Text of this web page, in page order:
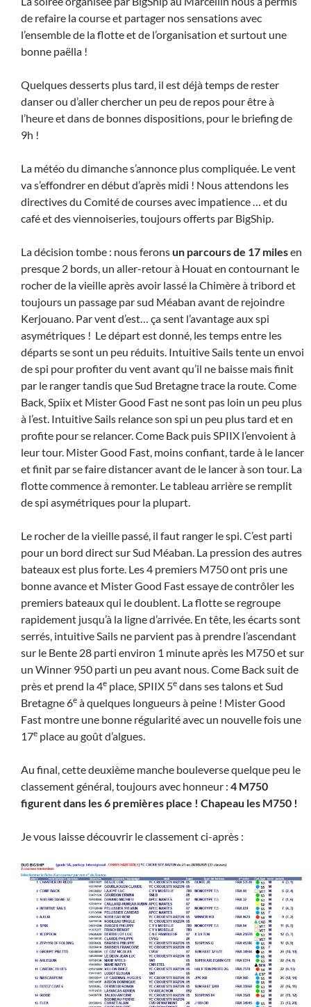
de refaire la course et partager nos sensations avec
l’ensemble de la flotte et de l’organisation et surtout une
bonne paëlla !
Quelques desserts plus tard, il est déjà temps de rester
danser ou d’aller chercher un peu de repos pour être à
l’heure et dans de bonnes dispositions, pour le briefing de
9h !
La météo du dimanche s’annonce plus compliquée. Le vent
va s’effondrer en début d’après midi ! Nous attendons les
directives du Comité de courses avec impatience … et du
café et des viennoiseries, toujours offerts par BigShip.
La décision tombe : nous feronsun parcours de 17 milesen
presque 2 bords, un aller-retour à Houat en contournant le
rocher de la vieille après avoir lassé la Chimère à tribord et
toujours un passage par sud Méaban avant de rejoindre
Kerjouano. Par vent d’est… ça sent l’avantage aux spi
asymétriques ! Le départ est donné, les temps entre les
départs se sont un peu réduits. Intuitive Sails tente un envoi
de spi pour profiter du vent avant qu’il ne baisse mais finit
par le ranger tandis que Sud Bretagne trace la route. Come
Back, Spiix et Mister Good Fast ne sont pas loin un peu plus
à l’est. Intuitive Sails relance son spi un peu plus tard et en
profite pour se relancer. Come Back puis SPIIX l’envoient à
leur tour. Mister Good Fast, moins confiant, tarde à le lancer
et finit par se faire distancer avant de le lancer à son tour. La
flotte commence à remonter. Le tableau arrière se remplit
de spi asymétriques pour la plupart.
Le rocher de la vieille passé, il faut ranger le spi. C’est parti
pour un bord direct sur Sud Méaban. La pression des autres
bateaux est plus forte. Les 4 premiers M750 ont pris une
bonne avance et Mister Good Fast essaye de contrôler les
premiers bateaux qui le doublent. La flotte se regroupe
rapidement jusqu’à la ligne d’arrivée. En tête, les écarts sont
serrés, intuitive Sails ne parvient pas à prendre l’ascendant
sur le Bente 28 parti environ 1 minute après les M750 et sur
un Winner 950 parti un peu avant nous. Come Back suit de
près et prend la 4e place, SPIIX 5e dans ses talons et Sud
Bretagne 6e à quelques longueurs à peine ! Mister Good
Fast montre une bonne régularité avec un nouvelle fois une
17e place au goût d’algues.
Au final, cette deuxième manche bouleverse quelque peu le
classement général, toujours avec honneur : 4 M750
figurent dans les 6 premières place ! Chapeau les M750 !
Je vous laisse découvrir le classement ci-après :